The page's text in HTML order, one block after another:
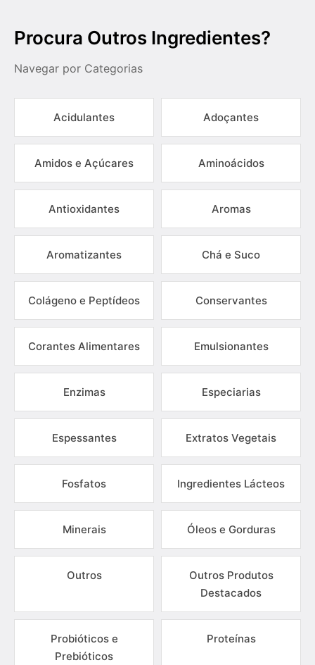
Procura Outros Ingredientes?
Navegar por Categorias
Acidulantes Adoçantes
Amidos e Açúcares Aminoácidos
Antioxidantes Aromas
Aromatizantes Chá e Suco
Colágeno e Peptídeos Conservantes
Corantes Alimentares Emulsionantes
Enzimas Especiarias
Espessantes Extratos Vegetais
Fosfatos Ingredientes Lácteos
Minerais Óleos e Gorduras
Outros
Outros Produtos
Destacados
Probióticos e
Prebióticos
Proteínas